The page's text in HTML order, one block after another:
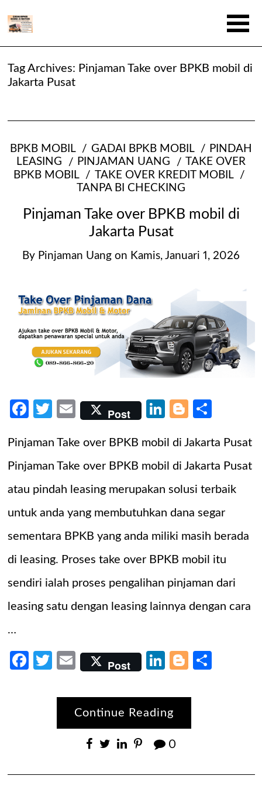
Tag Archives: Pinjaman Take over BPKB mobil di
Jakarta Pusat
BPKB MOBIL GADAI BPKB MOBIL
PINDAH
LEASING
PINJAMAN UANG
TAKE OVER
BPKB MOBIL
TAKE OVER KREDIT MOBIL
TANPA BI CHECKING
Pinjaman Take over BPKB mobil di
Jakarta Pusat
By Pinjaman Uang on Kamis, Januari 1, 2026
Facebook
Twitter
EmailPost LinkedIn
Blogger
Pinjaman Take over BPKB mobil di Jakarta Pusat
Pinjaman Take over BPKB mobil di Jakarta Pusat
atau pindah leasing merupakan solusi terbaik
untuk anda yang membutuhkan dana segar
sementara BPKB yang anda miliki masih berada
di leasing. Proses take over BPKB mobil itu
sendiri ialah proses pengalihan pinjaman dari
leasing satu dengan leasing lainnya dengan cara
…
Facebook
Twitter
EmailPost LinkedIn
Blogger
Continue Reading
0